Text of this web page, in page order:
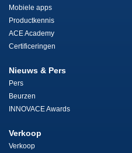
Mobiele apps
Productkennis
ACE Academy
Certificeringen
Nieuws & Pers
Pers
Beurzen
INNOVACE Awards
Verkoop
Verkoop